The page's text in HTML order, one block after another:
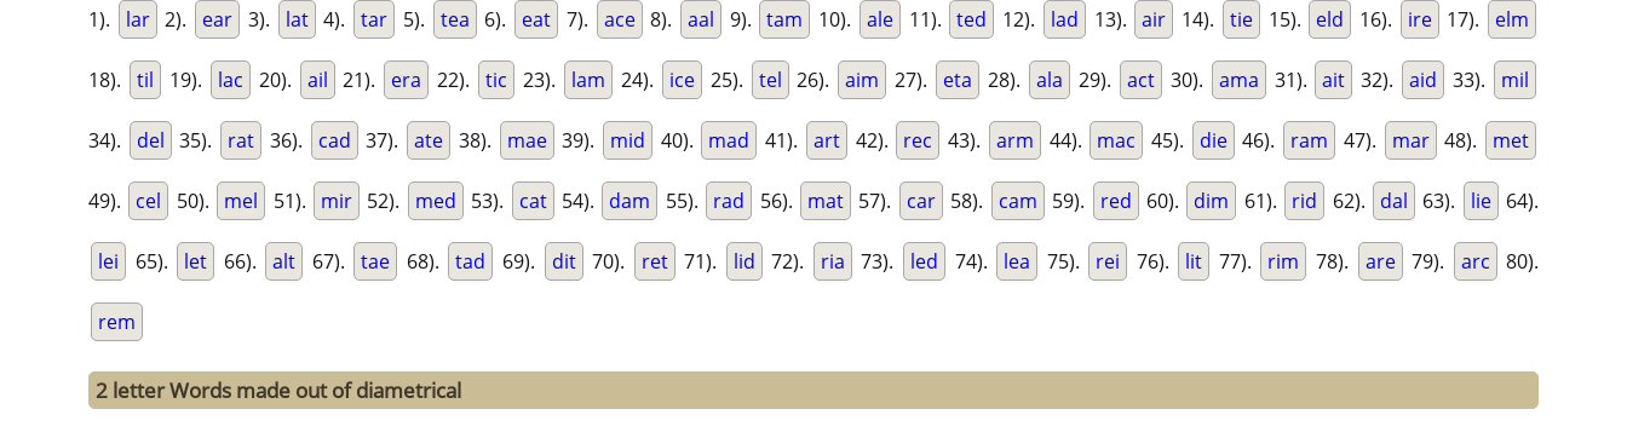
1). lar 2). ear 3). lat 4). tar 5). tea 6). eat 7). ace 8). aal 9). tam 10). ale 11). ted 12). lad 13). air 14). tie 15). eld 16). ire 17). elm
18). til 19). lac 20). ail 21). era 22). tic 23). lam 24). ice 25). tel 26). aim 27). eta 28). ala 29). act 30). ama 31). ait 32). aid 33). mil
34). del 35). rat 36). cad 37). ate 38). mae 39). mid 40). mad 41). art 42). rec 43). arm 44). mac 45). die 46). ram 47). mar 48). met
49). cel 50). mel 51). mir 52). med 53). cat 54). dam 55). rad 56). mat 57). car 58). cam 59). red 60). dim 61). rid 62). dal 63). lie 64).
lei 65). let 66). alt 67). tae 68). tad 69). dit 70). ret 71). lid 72). ria 73). led 74). lea 75). rei 76). lit 77). rim 78). are 79). arc 80).
rem
2 letter Words made out of diametrical